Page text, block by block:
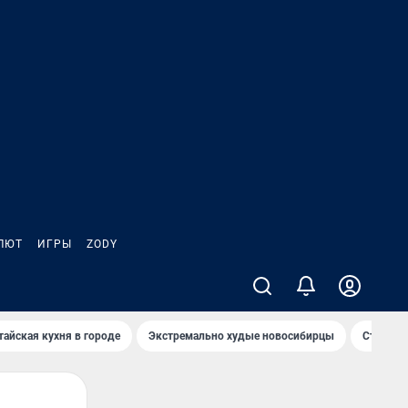
ИГРЫ ZODY
кухня в городе Экстремально худые новосибирцы Старт